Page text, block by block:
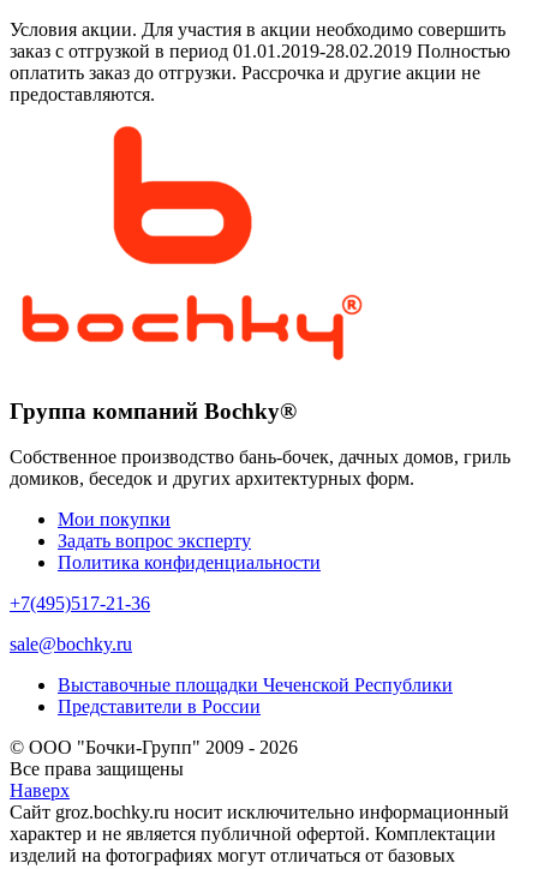
Условия акции. Для участия в акции необходимо совершить
заказ с отгрузкой в период 01.01.2019-28.02.2019 Полностью
оплатить заказ до отгрузки. Рассрочка и другие акции не
предоставляются.
Группа компаний Bochky®
Собственное производство бань-бочек, дачных домов, гриль
домиков, беседок и других архитектурных форм.
Мои покупки
Задать вопрос эксперту
Политика конфиденциальности
+7(495)517-21-36
sale@bochky.ru
Выставочные площадки Чеченской Республики
Представители в России
© ООО "Бочки-Групп" 2009 - 2026
Все права защищены
Наверх
Сайт groz.bochky.ru носит исключительно информационный
характер и не является публичной офертой. Комплектации
изделий на фотографиях могут отличаться от базовых